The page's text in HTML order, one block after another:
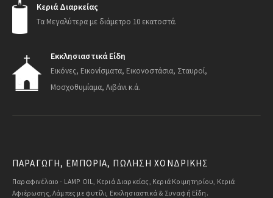
Κεριά Διαρκείας
Τα Μεγαλύτερα με διάμετρο 10 εκατοστά.
Εκκλησιαστικά Είδη
Εικόνες, Εικονίσματα, Εικονοστάσια, Σταυροί,
Μοσχοθυμίαμα, Λιβάνι κ.ά.
ΠΑΡΑΓΩΓΗ, ΕΜΠΟΡΙΑ, ΠΩΛΗΣΗ ΧΟΝΔΡΙΚΗΣ
Παραφινέλαιο - LAMP OIL, Κεριά Διαρκείας, Κεριά Κοιμητηρίου, Κεριά
Αφιέρωσης, Λάμπες με φυτίλι, Εκκλησιαστικά & Συναφή Είδη.